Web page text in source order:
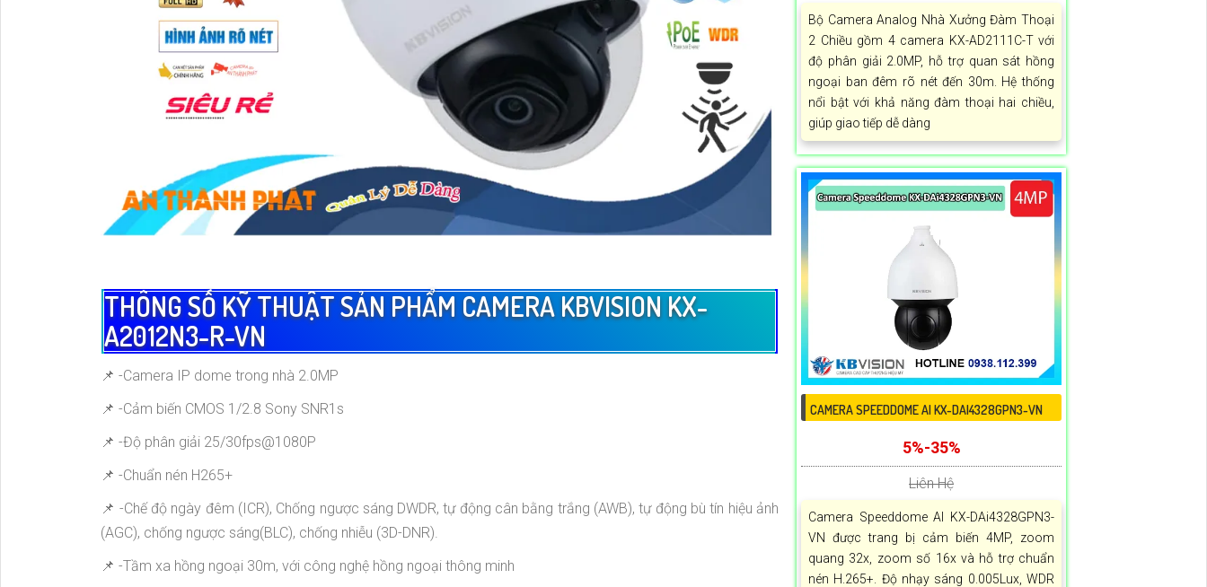
THÔNG SỐ KỸ THUẬT SẢN PHẨM CAMERA KBVISION KX-
A2012N3-R-VN
📌 -Camera IP dome trong nhà 2.0MP
📌 -Cảm biến CMOS 1/2.8 Sony SNR1s
📌 -Độ phân giải 25/30fps@1080P
📌 -Chuẩn nén H265+
📌 -Chế độ ngày đêm (ICR), Chống ngược sáng DWDR, tự động cân bằng trắng (AWB), tự động bù tín hiệu ảnh
(AGC), chống ngược sáng(BLC), chống nhiễu (3D-DNR).
📌 -Tầm xa hồng ngoại 30m, với công nghệ hồng ngoại thông minh
Bộ Camera Analog Nhà Xưởng Đàm Thoại
2 Chiều gồm 4 camera KX-AD2111C-T với
độ phân giải 2.0MP, hỗ trợ quan sát hồng
ngoại ban đêm rõ nét đến 30m. Hệ thống
nổi bật với khả năng đàm thoại hai chiều,
giúp giao tiếp dễ dàng
CAMERA SPEEDDOME AI KX-DAI4328GPN3-VN
5%-35%
Liên Hệ
Camera Speeddome AI KX-DAi4328GPN3-
VN được trang bị cảm biến 4MP, zoom
quang 32x, zoom số 16x và hỗ trợ chuẩn
nén H.265+. Độ nhạy sáng 0.005Lux, WDR